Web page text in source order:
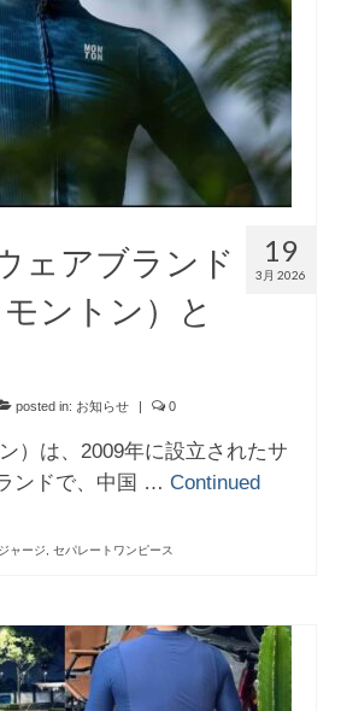
19
3月 2026
ェアブランド
ントン）と
posted in: お知らせ | 0
）は、2009年に設立されたサ
ンドで、中国 … Continued
ャージ セパレートワンピース